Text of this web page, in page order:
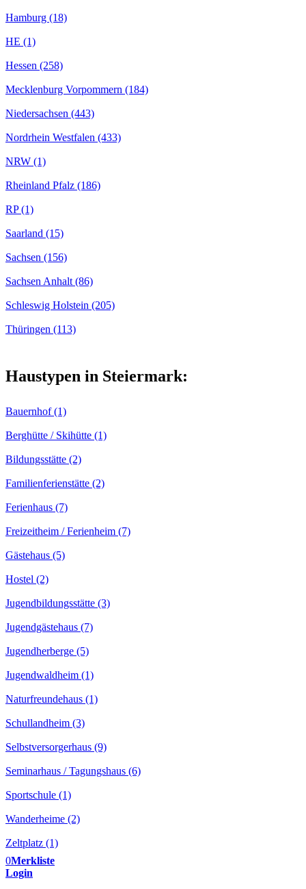
Hamburg (18)
HE (1)
Hessen (258)
Mecklenburg Vorpommern (184)
Niedersachsen (443)
Nordrhein Westfalen (433)
NRW (1)
Rheinland Pfalz (186)
RP (1)
Saarland (15)
Sachsen (156)
Sachsen Anhalt (86)
Schleswig Holstein (205)
Thüringen (113)
Haustypen in Steiermark:
Bauernhof (1)
Berghütte / Skihütte (1)
Bildungsstätte (2)
Familienferienstätte (2)
Ferienhaus (7)
Freizeitheim / Ferienheim (7)
Gästehaus (5)
Hostel (2)
Jugendbildungsstätte (3)
Jugendgästehaus (7)
Jugendherberge (5)
Jugendwaldheim (1)
Naturfreundehaus (1)
Schullandheim (3)
Selbstversorgerhaus (9)
Seminarhaus / Tagungshaus (6)
Sportschule (1)
Wanderheime (2)
Zeltplatz (1)
0Merkliste
Login